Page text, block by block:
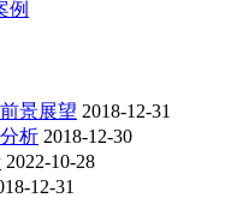
例
景展望 2018-12-31
析 2018-12-30
2022-10-28
12-31